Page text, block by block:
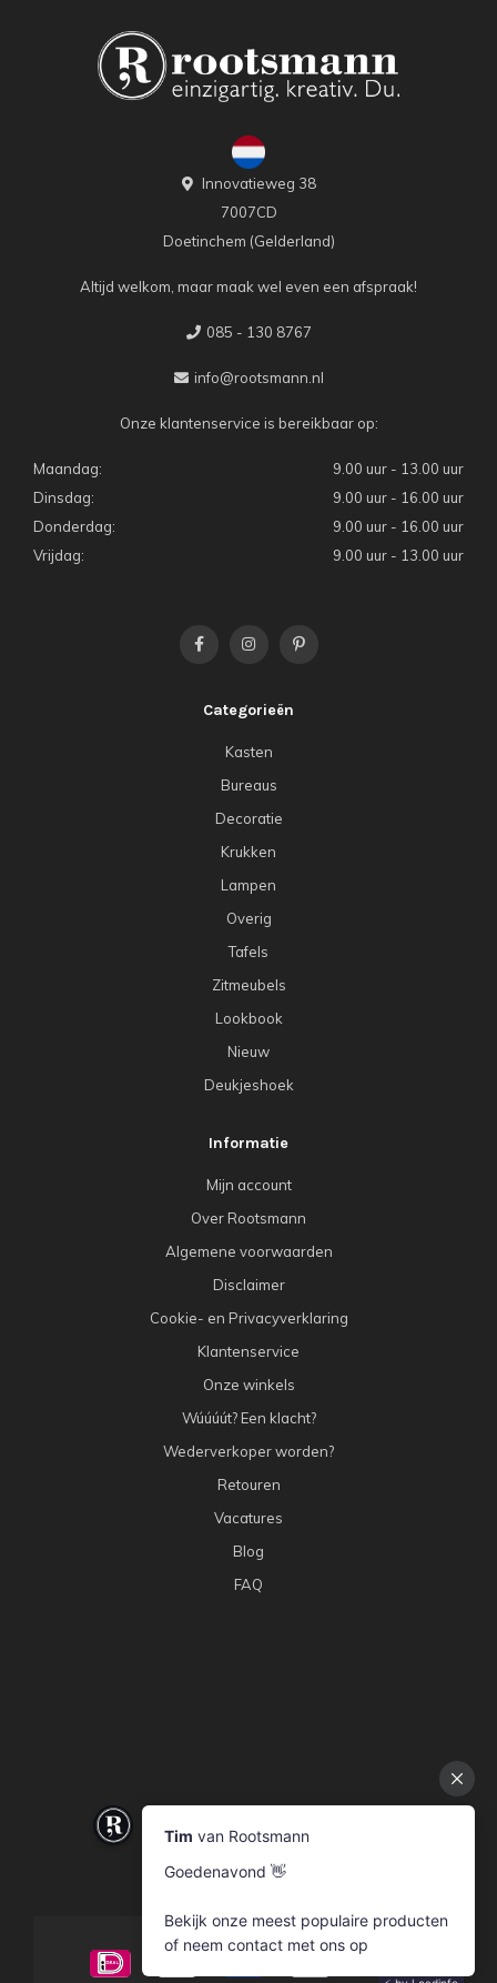
Innovatieweg 38
7007CD
Doetinchem (Gelderland)
Altijd welkom, maar maak wel even een afspraak!
085 - 130 8767
info@rootsmann.nl
Onze klantenservice is bereikbaar op:
Maandag:
9.00 uur - 13.00 uur
Dinsdag:
9.00 uur - 16.00 uur
Donderdag:
9.00 uur - 16.00 uur
Vrijdag:
9.00 uur - 13.00 uur
Categorieën
Kasten
Bureaus
Decoratie
Krukken
Lampen
Overig
Tafels
Zitmeubels
Lookbook
Nieuw
Deukjeshoek
Informatie
Mijn account
Over Rootsmann
Algemene voorwaarden
Disclaimer
Cookie- en Privacyverklaring
Klantenservice
Onze winkels
Wúúúút? Een klacht?
Wederverkoper worden?
Retouren
Vacatures
Blog
FAQ